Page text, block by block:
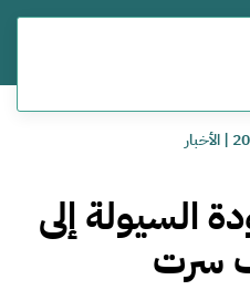
|الأخبار
السيولة إلى
سرت